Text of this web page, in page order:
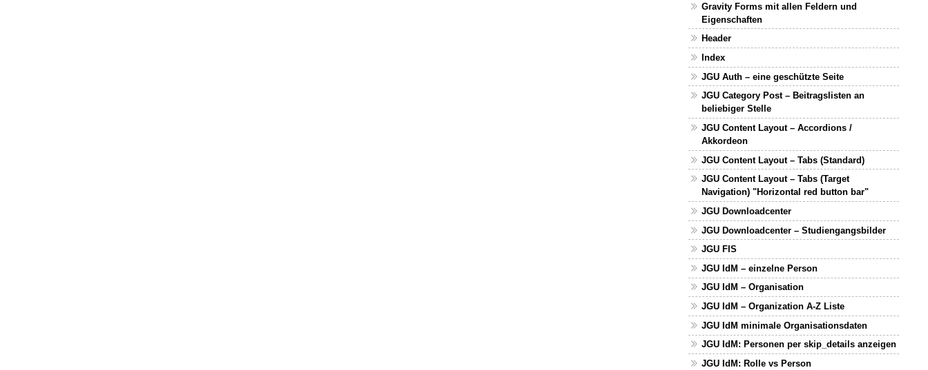
Gravity Forms mit allen Feldern und
Eigenschaften
Header
Index
JGU Auth – eine geschützte Seite
JGU Category Post – Beitragslisten an
beliebiger Stelle
JGU Content Layout – Accordions /
Akkordeon
JGU Content Layout – Tabs (Standard)
JGU Content Layout – Tabs (Target
Navigation) "Horizontal red button bar"
JGU Downloadcenter
JGU Downloadcenter – Studiengangsbilder
JGU FIS
JGU IdM – einzelne Person
JGU IdM – Organisation
JGU IdM – Organization A-Z Liste
JGU IdM minimale Organisationsdaten
JGU IdM: Personen per skip_details anzeigen
JGU IdM: Rolle vs Person